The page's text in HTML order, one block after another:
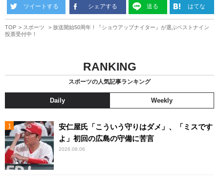
ツイートする シェアする 送る はてな
TOP スポーツ
放送開始50周年！『ショウアップナイター』が選ぶベストナイン
投票受付中！
RANKING
スポーツの人気記事ランキング
Daily Weekly
安仁屋氏「こういう守りはダメ」、「ミスです
よ」初回の広島の守備に苦言
2026.08.06